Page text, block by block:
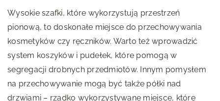
Wysokie szafki, które wykorzystują przestrzeń
pionową, to doskonałe miejsce do przechowywania
kosmetyków czy ręczników. Warto też wprowadzić
system koszyków i pudełek, które pomogą w
segregacji drobnych przedmiotów. Innym pomysłem
na przechowywanie mogą być także półki nad
drzwiami – rzadko wykorzystywane miejsce, które